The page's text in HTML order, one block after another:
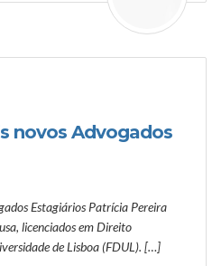
novos Advogados
Estagiários Patrícia Pereira
licenciados em Direito
de Lisboa (FDUL). […]